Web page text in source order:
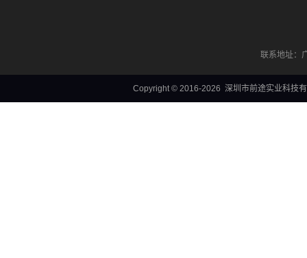
联系地址：
Copyright © 2016-2026 深圳市前途实业科技